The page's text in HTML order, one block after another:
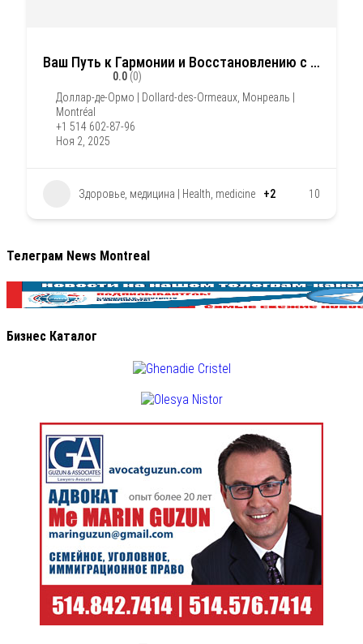
Ваш Путь к Гармонии и Восстановлению с помощью Людмила Вачьянц
0.0 (0)
Доллар-де-Ормо | Dollard-des-Ormeaux, Монреаль |
Montréal
+1 514 602-87-96
Ноя 2, 2025
Здоровье, медицина | Health, medicine +2 10
Телеграм News Montreal
Бизнес Каталог